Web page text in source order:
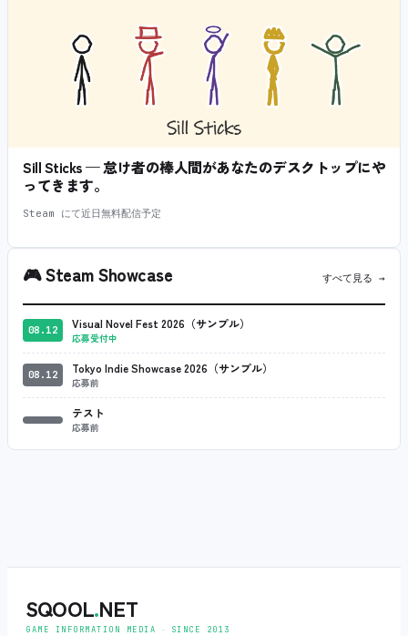
Sill Sticks — 怠け者の棒人間があなたのデスクトップにや
ってきます。
Steam にて近日無料配信予定
🎮Steam Showcase すべて見る →
08.12 Visual Novel Fest 2026（サンプル）
応募受付中
08.12 Tokyo Indie Showcase 2026（サンプル）
応募前
テスト
応募前
SQOOL.NET
GAME INFORMATION MEDIA ‧ SINCE 2013